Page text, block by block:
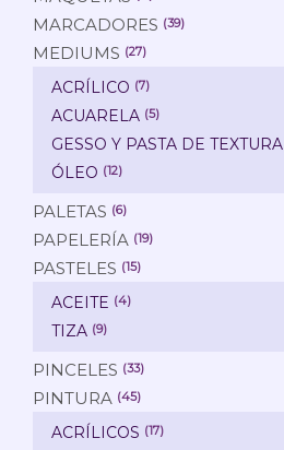
MARCADORES (39)
MEDIUMS (27)
ACRÍLICO (7)
ACUARELA (5)
GESSO Y PASTA DE TEXTURA
ÓLEO (12)
PALETAS (6)
PAPELERÍA (19)
PASTELES (15)
ACEITE (4)
TIZA (9)
PINCELES (33)
PINTURA (45)
ACRÍLICOS (17)